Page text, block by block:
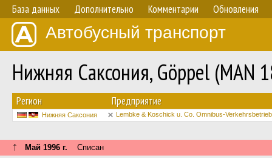
База данных Дополнительно Комментарии Обновления
Автобусный транспорт
Нижняя Саксония, Göppel (MAN
Регион Предприятие
Нижняя Саксония Lembke & Koschick u. Co. Omnibus-
↑ Май 1996 г. Списан